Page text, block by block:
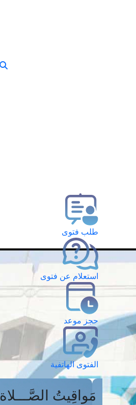
طلب فتوى
استعلام عن فتوى
حجز موعد
الفتوى الهاتفية
مَواقِيتُ الصَّـــلاة